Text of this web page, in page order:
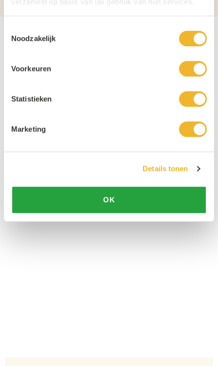
verzameld op basis van uw gebruik van hun services.
Noodzakelijk
Voorkeuren
Statistieken
Marketing
Details tonen
OK